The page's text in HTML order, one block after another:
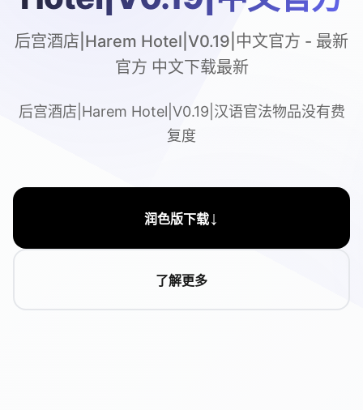
后宫酒店|Harem Hotel|V0.19|中文官方 - 最新
官方 中文下载最新
后宫酒店|Harem Hotel|V0.19|汉语官法物品没有费
复度
润色版下载↓
了解更多